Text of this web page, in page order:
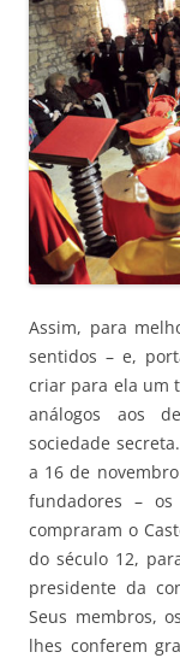
Assim, para
sentidos – e,
criar para ela um
análogos aos
sociedade
a 16 de
fundadores –
compraram o
do século 12,
presidente da
Seus membros,
lhes conferem